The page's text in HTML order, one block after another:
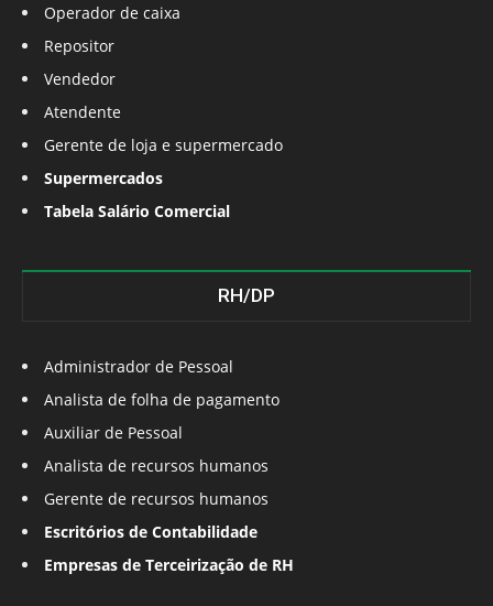
Operador de caixa
Repositor
Vendedor
Atendente
Gerente de loja e supermercado
Supermercados
Tabela Salário Comercial
RH/DP
Administrador de Pessoal
Analista de folha de pagamento
Auxiliar de Pessoal
Analista de recursos humanos
Gerente de recursos humanos
Escritórios de Contabilidade
Empresas de Terceirização de RH